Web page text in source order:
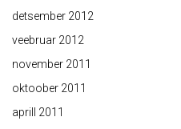
detsember 2012
veebruar 2012
november 2011
oktoober 2011
aprill 2011